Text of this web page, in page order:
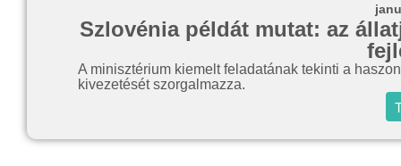
Szlovénia példát mutat: az
A minisztérium kiemelt feladatának tekinti a
kivezetését szorgalmazza.